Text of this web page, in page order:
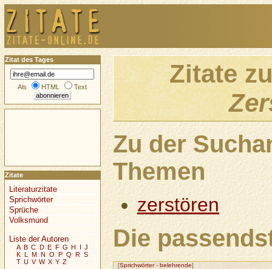
Zitate
Zu der
Themen
zerstören
Die
[Sprichwörter- belehrende]
Zitat des Tages
Als HTML Text
Zitate
Literaturzitate
Sprichwörter
Sprüche
Volksmund
Liste der Autoren
A B C D E F G H I J
K L M N O P Q R S
T U V W X Y Z